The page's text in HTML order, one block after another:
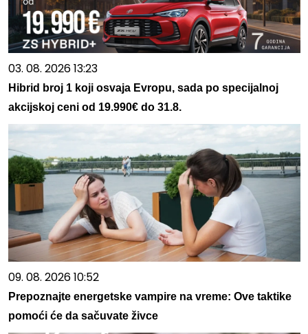
03. 08. 2026 13:23
Hibrid broj 1 koji osvaja Evropu, sada po specijalnoj
akcijskoj ceni od 19.990€ do 31.8.
09. 08. 2026 10:52
Prepoznajte energetske vampire na vreme: Ove taktike
pomoći će da sačuvate živce